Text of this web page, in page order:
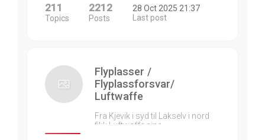
211
Topics
2212
Posts
28 Oct 2025 21:37
Last post
Flyplasser /
Flyplassforsvar/
Luftwaffe
Fra Kjevik i syd til Lakselv i nord
fikk Luftwaffe sine…